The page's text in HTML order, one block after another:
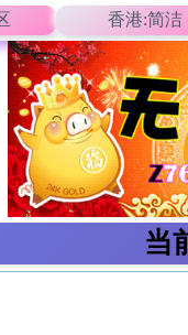
香港:简洁
当